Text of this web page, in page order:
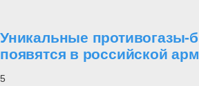
Уникальные
появятся в российской
5